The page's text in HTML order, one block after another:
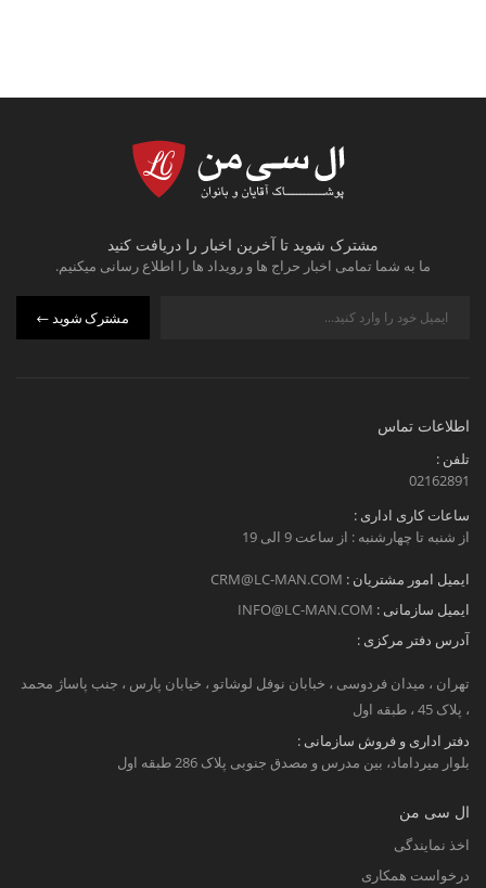
مشترک شوید تا آخرین اخبار را دریافت کنید
ما به شما تمامی اخبار حراج ها و رویداد ها را اطلاع رسانی میکنیم.
مشترک شوید
اطلاعات تماس
تلفن :
02162891
ساعات کاری اداری :
از شنبه تا چهارشنبه : از ساعت 9 الی 19
ایمیل امور مشتریان : CRM@LC-MAN.COM
ایمیل سازمانی : INFO@LC-MAN.COM
آدرس دفتر مرکزی :
تهران ، میدان فردوسی ، خبابان نوفل لوشاتو ، خیابان پارس ، جنب پاساژ محمد
، پلاک 45 ، طبقه اول
دفتر اداری و فروش سازمانی :
بلوار میرداماد، بین مدرس و مصدق جنوبی پلاک 286 طبقه اول
ال سی من
اخذ نمایندگی
درخواست همکاری